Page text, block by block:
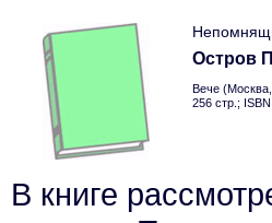
Остров
Вече
256 стр.;
В книге